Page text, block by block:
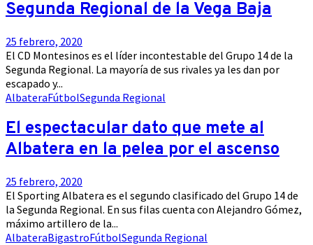
Segunda Regional de la Vega Baja
25 febrero, 2020
El CD Montesinos es el líder incontestable del Grupo 14 de la
Segunda Regional. La mayoría de sus rivales ya les dan por
escapado y...
AlbateraFútbolSegunda Regional
El espectacular dato que mete al
Albatera en la pelea por el ascenso
25 febrero, 2020
El Sporting Albatera es el segundo clasificado del Grupo 14 de
la Segunda Regional. En sus filas cuenta con Alejandro Gómez,
máximo artillero de la...
AlbateraBigastroFútbolSegunda Regional